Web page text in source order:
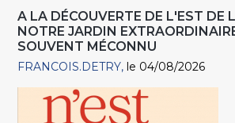
A LA DÉCOUVERTE DE L'EST DE
NOTRE JARDIN
SOUVENT MÉCONNU
FRANCOIS.DETRY le 04/08/2026